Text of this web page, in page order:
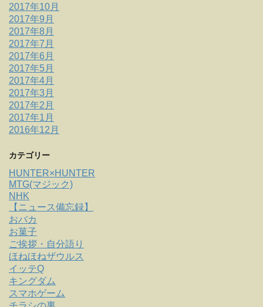
2017年10月
2017年9月
2017年8月
2017年7月
2017年6月
2017年5月
2017年4月
2017年3月
2017年2月
2017年1月
2016年12月
カテゴリー
HUNTER×HUNTER
MTG(マジック)
NHK
【ニュース備忘録】
おバカ
お菓子
ご挨拶・自分語り
ほねほねザウルス
イッテQ
キングダム
スマホゲーム